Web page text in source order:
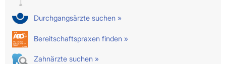
Durchgangsärzte suchen »
Bereitschaftspraxen finden »
Zahnärzte suchen »